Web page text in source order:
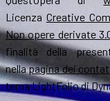
Licenza Creative
Non opere derivate
finalità della
nellapagina dei
tema LightFolio di